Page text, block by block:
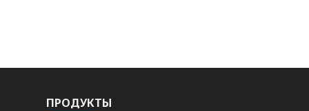
ПРОДУКТЫ